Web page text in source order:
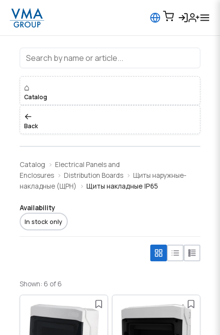
Щиты накладные IP65
⌂
Catalog
←
Back
Catalog
Electrical Panels and
Enclosures
Distribution Boards
Щиты наружные-
накладные (ЩРН)
Щиты накладные IP65
Availability
In stock only
Shown: 6 of 6